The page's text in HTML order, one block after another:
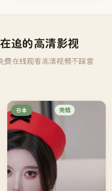
追的高清影视
费在线观看高清视频不踩雷
日本 完结